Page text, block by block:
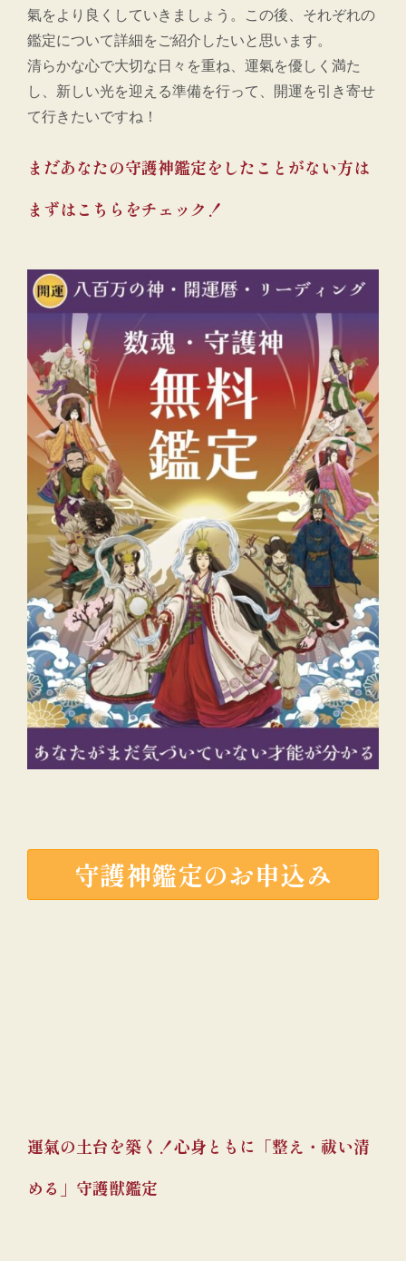
氣をより良くしていきましょう。この後、それぞれの
鑑定について詳細をご紹介したいと思います。
清らかな心で大切な日々を重ね、運氣を優しく満た
し、新しい光を迎える準備を行って、開運を引き寄せ
て行きたいですね！
まだあなたの守護神鑑定をしたことがない方は
まずはこちらをチェック！
守護神鑑定のお申込み
運氣の土台を築く！心身ともに「整え・祓い清
める」守護獣鑑定